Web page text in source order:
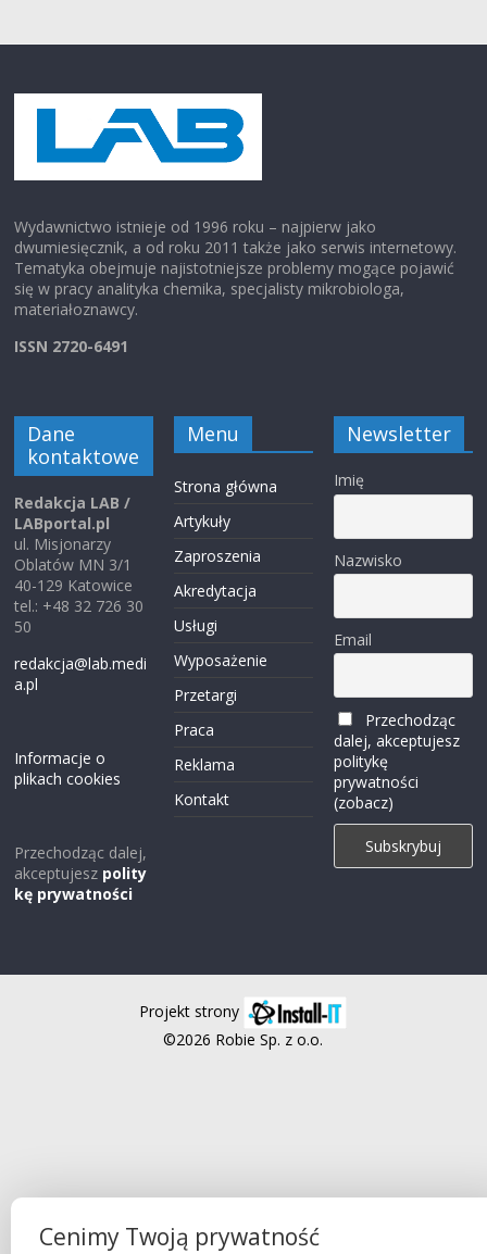
Wydawnictwo istnieje od 1996 roku – najpierw jako
dwumiesięcznik, a od roku 2011 także jako serwis internetowy.
Tematyka obejmuje najistotniejsze problemy mogące pojawić
się w pracy analityka chemika, specjalisty mikrobiologa,
materiałoznawcy.
ISSN 2720-6491
Dane
kontaktowe
Redakcja LAB /
LABportal.pl
ul. Misjonarzy
Oblatów MN 3/1
40-129 Katowice
tel.: +48 32 726 30
50
redakcja@lab.medi
a.pl
Informacje o
plikach cookies
Przechodząc dalej,
akceptujesz polity
kę prywatności
Menu
Strona główna
Artykuły
Zaproszenia
Akredytacja
Usługi
Wyposażenie
Przetargi
Praca
Reklama
Kontakt
Newsletter
Imię
Nazwisko
Email
Przechodząc
dalej, akceptujesz
politykę
prywatności
(zobacz)
Projekt strony
©2026 Robie Sp. z o.o.
Cenimy Twoją prywatność